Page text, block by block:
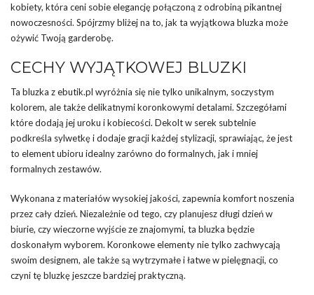
kobiety, która ceni sobie elegancję połączoną z odrobiną pikantnej
nowoczesności. Spójrzmy bliżej na to, jak ta wyjątkowa bluzka może
ożywić Twoją garderobę.
CECHY WYJĄTKOWEJ BLUZKI
Ta bluzka z ebutik.pl wyróżnia się nie tylko unikalnym, soczystym
kolorem, ale także delikatnymi koronkowymi detalami. Szczegółami
które dodają jej uroku i kobiecości. Dekolt w serek subtelnie
podkreśla sylwetkę i dodaje gracji każdej stylizacji, sprawiając, że jest
to element ubioru idealny zarówno do formalnych, jak i mniej
formalnych zestawów.
Wykonana z materiałów wysokiej jakości, zapewnia komfort noszenia
przez cały dzień. Niezależnie od tego, czy planujesz długi dzień w
biurie, czy wieczorne wyjście ze znajomymi, ta bluzka będzie
doskonałym wyborem. Koronkowe elementy nie tylko zachwycają
swoim designem, ale także są wytrzymałe i łatwe w pielęgnacji, co
czyni tę bluzkę jeszcze bardziej praktyczną.